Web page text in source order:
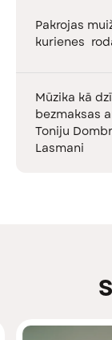
Pakrojas
kurienes
Mūzika kā
bezmaksas
Toniju
Lasmani